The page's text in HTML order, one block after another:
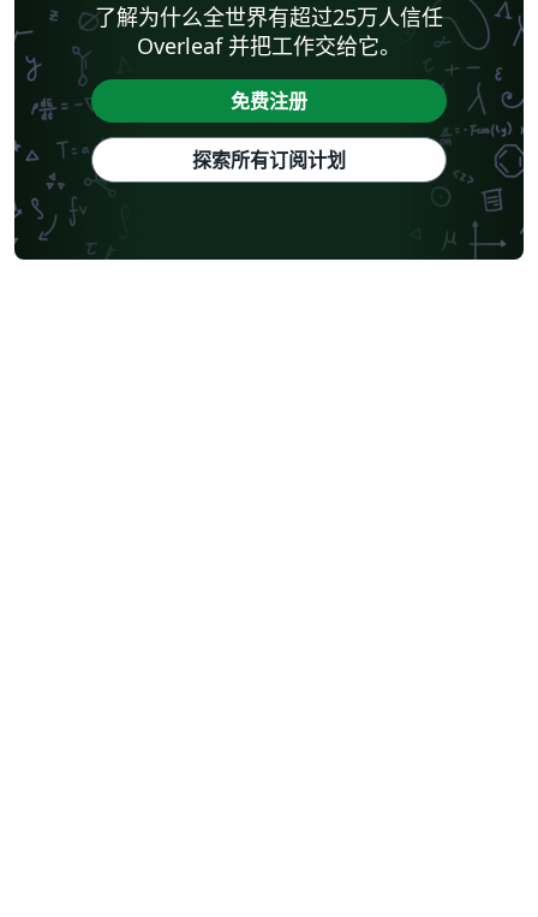
了解为什么全世界有超过25万人信任
Overleaf 并把工作交给它。
免费注册
探索所有订阅计划